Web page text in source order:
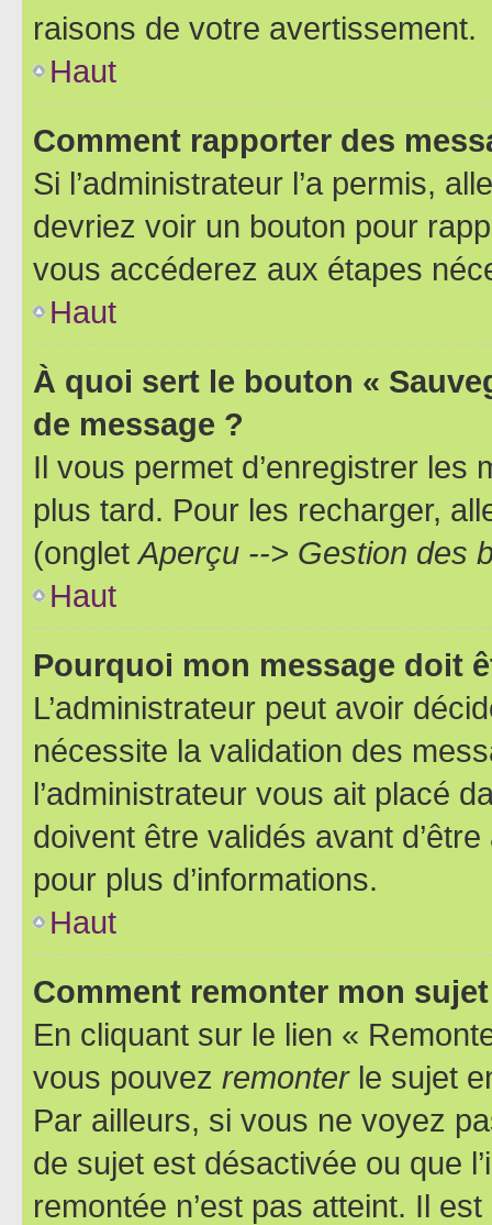
raisons de votre avertissement.
Haut
Comment rapporter des
Si l’administrateur l’a permis,
devriez voir un bouton pour
vous accéderez aux étapes
Haut
À quoi sert le bouton «
de message ?
Il vous permet d’enregistrer
plus tard. Pour les recharger,
(ongletAperçu --> Gestion des
Haut
Pourquoi mon message doit
L’administrateur peut avoir
nécessite la validation des
l’administrateur vous ait placé
doivent être validés avant
pour plus d’informations.
Haut
Comment remonter mon
En cliquant sur le lien «
vous pouvez remonterle sujet
Par ailleurs, si vous ne voyez
de sujet est désactivée ou que
remontée n’est pas atteint. Il